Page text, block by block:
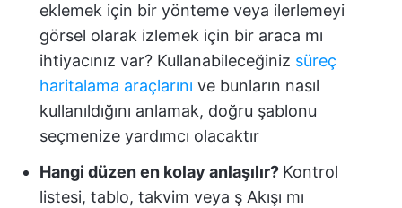
eklemek için bir yönteme veya ilerlemeyi
görsel olarak izlemek için bir araca mı
ihtiyacınız var? Kullanabileceğiniz süreç
haritalama araçlarını ve bunların nasıl
kullanıldığını anlamak, doğru şablonu
seçmenize yardımcı olacaktır
Hangi düzen en kolay anlaşılır? Kontrol
listesi, tablo, takvim veya ş Akışı mı